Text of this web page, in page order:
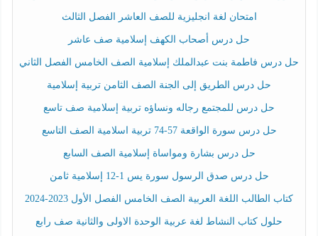
امتحان لغة انجليزية للصف العاشر الفصل الثالث
حل درس أصحاب الكهف إسلامية صف عاشر
حل درس فاطمة بنت عبدالملك إسلامية الصف الخامس الفصل الثاني
حل درس الطريق إلى الجنة الصف الثامن تربية إسلامية
حل درس للمجتمع رجاله ونساؤه تربية إسلامية صف تاسع
حل درس سورة الواقعة 57-74 تربية اسلامية الصف التاسع
حل درس بشارة ومواساة إسلامية الصف السابع
حل درس صدق الرسول سورة يس 1-12 إسلامية ثامن
كتاب الطالب اللغة العربية الصف الخامس الفصل الأول 2023-2024
حلول كتاب النشاط لغة عربية الوحدة الاولى والثانية صف رابع